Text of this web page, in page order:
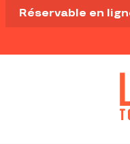
Aller
au
principal
Réservable en